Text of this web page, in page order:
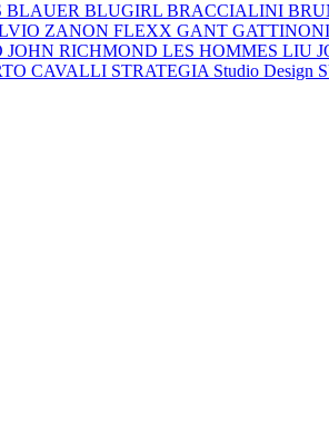
BLAUER BLUGIRL BRACCIALINI
ZANON FLEXX GANT GATTINONI
JOHN RICHMOND LES HOMMES LIU
CAVALLI STRATEGIA Studio Design